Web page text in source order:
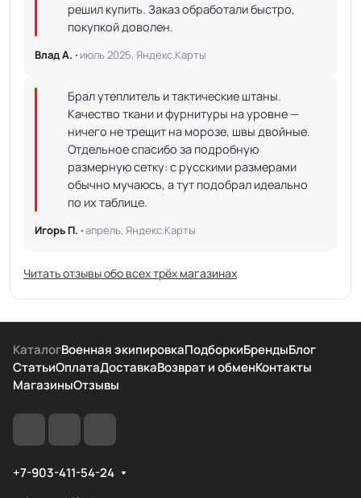
решил купить. Заказ обработали быстро,
покупкой доволен.
Влад А. · июль 2025, Яндекс.Карты
Брал утеплитель и тактические штаны.
Качество ткани и фурнитуры на уровне —
ничего не трещит на морозе, швы двойные.
Отдельное спасибо за подробную
размерную сетку: с русскими размерами
обычно мучаюсь, а тут подобрал идеально
по их таблице.
Игорь П. ·апрель, Яндекс.Карты
Читать отзывы обо всех трёх магазинах
КаталогВоенная экипировкаПодборкиБрендыБлог
СтатьиОплатаДоставкаВозврат и обменКонтакты
МагазиныОтзывы
+7-903-411-54-24